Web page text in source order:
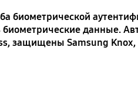
биометрической
биометрические данные.
защищены Samsung